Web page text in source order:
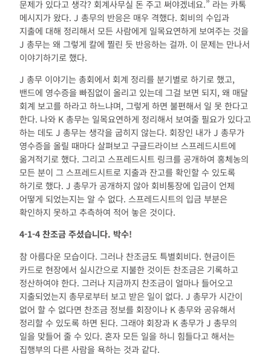
문제가 있다고 생각? 회계사무실 돈 주고 써야겠네요.” 라는 카톡
메시지가 왔다. J 총무의 반응은 매우 격했다. 회비의 수입과
지출에 대해 정리해서 모든 사람에게 일목요연하게 보여주는 것을
J 총무는 왜 그렇게 칼에 찔린 듯 반응하는 걸까. 이 문제는 만나서
이야기하기로 했다.
J 총무 이야기는 총회에서 회계 정리를 분기별로 하기로 했고,
밴드에 영수증을 빠짐없이 올리고 있는데 그걸 보면 되지, 왜 매달
회계 보고를 하라고 하느냐며, 그렇게 하면 불편해서 일 못 한다고
한다. 나와 K 총무는 일목요연하게 정리해서 보여줄 필요가 있다고
하는 데도 J 총무는 생각을 굽히지 않는다. 회장인 내가 J 총무가
영수증을 올릴 때마다 살펴보고 구글드라이브 스프레드시트에
옮겨적기로 했다. 그리고 스프레드시트 링크를 공개하여 홍체농의
모든 분이 그 스프레드시트로 지출과 잔고를 확인할 수 있도록
하기로 했다. J 총무가 공개하지 않아 회비통장에 입금이 언제
어떻게 되었는지는 알 수 없다. 스프레드시트의 입금 부분은
확인하지 못하고 추측하여 적어 놓은 것이다.
4-1-4찬조금 주셨습니다. 박수!
참 아름다운 모습이다. 그러나 찬조금도 특별회비다. 현금이든
카드로 현장에서 실시간으로 지불한 것이든 찬조금은 기록하고
정산하여야 한다. 그러나 지금까지 찬조금이 얼마나 들어오고
지출되었는지 총무로부터 보고 받은 일이 없다. J 총무가 시간이
없어 할 수 없다면 찬조금 정보를 회장이나 K 총무와 공유해서
정리할 수 있도록 하면 된다. 그래야 회장과 K 총무가 J 총무의
일을 맞들어 줄 수 있다. 혼자 모든 일을 하니 힘들다고 해서는
집행부의 다른 사람을 욕하는 것과 같다.